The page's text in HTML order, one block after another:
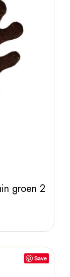
groen 2
Save